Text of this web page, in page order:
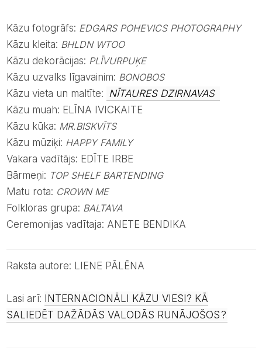
Kāzu fotogrāfs: EDGARS POHEVICS PHOTOGRAPHY
Kāzu kleita: BHLDN WTOO
Kāzu dekorācijas: PLĪVURPUĶE
Kāzu uzvalks līgavainim: BONOBOS
Kāzu vieta un maltīte: NĪTAURES DZIRNAVAS
Kāzu muah: ELĪNA IVICKAITE
Kāzu kūka: MR.BISKVĪTS
Kāzu mūziķi: HAPPY FAMILY
Vakara vadītājs: EDĪTE IRBE
Bārmeņi: TOP SHELF BARTENDING
Matu rota: CROWN ME
Folkloras grupa: BALTAVA
Ceremonijas vadītaja: ANETE BENDIKA
Raksta autore: LIENE PĀLĒNA
Lasi arī: INTERNACIONĀLI KĀZU VIESI? KĀ
SALIEDĒT DAŽĀDĀS VALODĀS RUNĀJOŠOS ?